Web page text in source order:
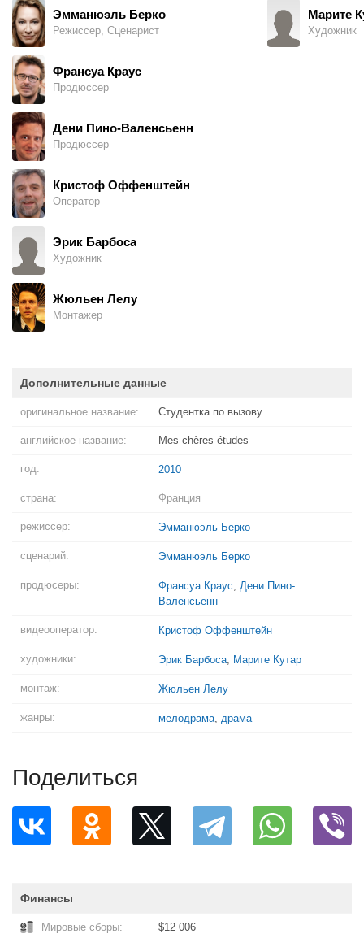
Эмманюэль Берко
Режиссер, Сценарист
Франсуа Краус
Продюссер
Дени Пино-Валенсьенн
Продюссер
Кристоф Оффенштейн
Оператор
Эрик Барбоса
Художник
Жюльен Лелу
Монтажер
Марите
Художник
Дополнительные данные
оригинальное название: Студентка по вызову
английское название: Mes chères études
год: 2010
страна: Франция
режиссер: Эмманюэль Берко
сценарий: Эмманюэль Берко
продюсеры: Франсуа Краус, Дени Пино-
Валенсьенн
видеооператор: Кристоф Оффенштейн
художники: Эрик Барбоса, Марите Кутар
монтаж: Жюльен Лелу
жанры: мелодрама, драма
Поделиться
Финансы
Мировые сборы: $12 006